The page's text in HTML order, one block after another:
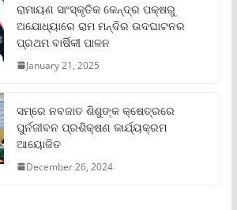
ରାମାୟଣ ସାଂସ୍କୃତିକ କେନ୍ଦ୍ର ପକ୍ଷରୁ
ଅଯୋଧ୍ୟାରେ ରାମ ମନ୍ଦିର ଉଦଘାଟନର
ପ୍ରଥମ ବାର୍ଷିକୀ ପାଳନ
January 21, 2025
ସମ୍‌ରେ ନବଜାତ ଶିଶୁଙ୍କ କ୍ଷେତ୍ରରେ
ପୁର୍ନଜୀବନ ପ୍ରଶିକ୍ଷଣ କାର୍ଯ୍ୟକ୍ରମ
ଆୟୋଜିତ
December 26, 2024